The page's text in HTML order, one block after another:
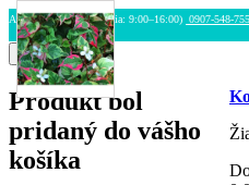
ARCTERYX.SK (Po–Pia: 9:00–16:00) 0907-548-755
Menu
Produkt bol
pridaný do vášho
košíka